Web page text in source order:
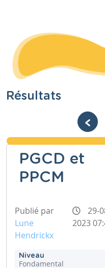
Résultats
PGCD et
PPCM
Publié par
Lune
Hendrickx
29-
2023
Niveau
Fondamental